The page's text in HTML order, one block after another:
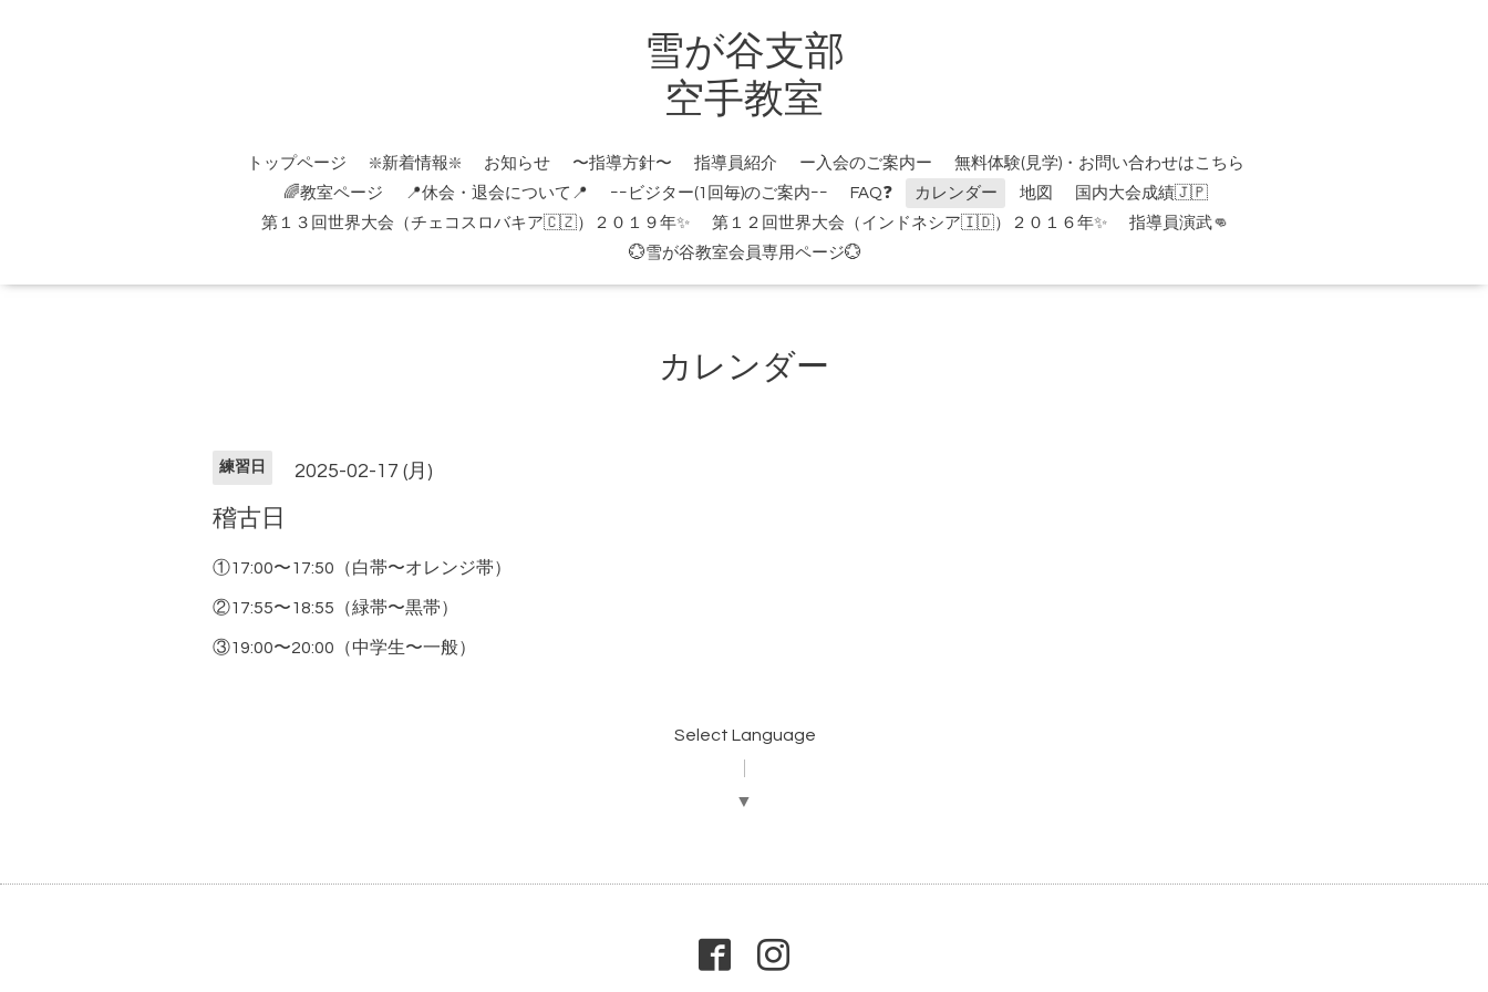
雪が谷支部
空手教室
トップページ ❇️新着情報❇️ お知らせ 〜指導方針〜 指導員紹介 ー入会のご案内ー
無料体験(見学)・お問い合わせはこちら
🌈教室ページ
📍休会・退会について📍 ｰｰビジター(1回毎)のご案内ｰｰ FAQ❓ カレンダー 地図
国内大会成績🇯🇵
第１３回世界大会（チェコスロバキア🇨🇿）２０１９年✨
第１２回世界大会（インドネシア🇮🇩）２０１６年✨
指導員演武👊
💮雪が谷教室会員専用ページ💮
カレンダー
練習日 2025-02-17 (月)
稽古日
①17:00〜17:50（白帯〜オレンジ帯）
②17:55〜18:55（緑帯〜黒帯）
③19:00〜20:00（中学生〜一般）
Select Language
▼